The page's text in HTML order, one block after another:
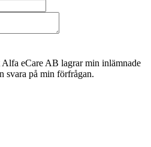
Alfa eCare AB lagrar min inlämnade
svara på min förfrågan.